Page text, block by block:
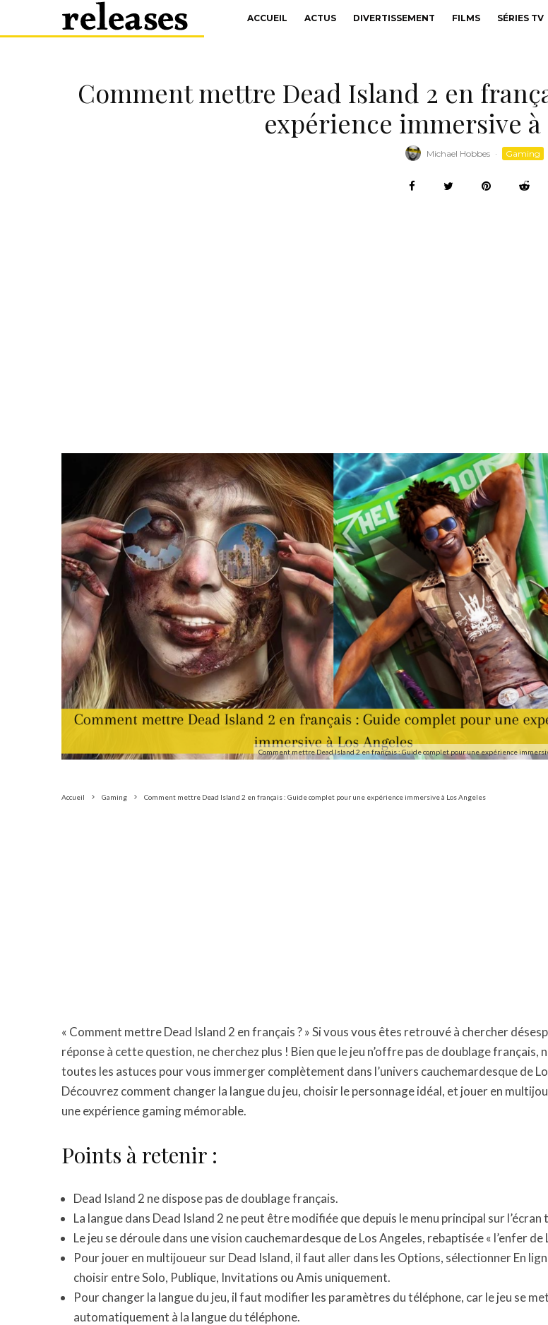
ACCUEIL ACTUS DIVERTISSEMENT FILMS SÉRIES TV
Comment mettre Dead Island 2 en
expérience immersive à
Michael Hobbes · Gaming
Comment mettre Dead Island 2 en français : Guide complet pour une expérience
Accueil Gaming Comment mettre Dead Island 2 en français : Guide complet pour une expérience immersive à Los Angeles
« Comment mettre Dead Island 2 en français ? » Si vous vous êtes retrouvé à chercher
réponse à cette question, ne cherchez plus ! Bien que le jeu n’offre pas de doublage français,
toutes les astuces pour vous immerger complètement dans l’univers cauchemardesque de
Découvrez comment changer la langue du jeu, choisir le personnage idéal, et jouer en
une expérience gaming mémorable.
Points à retenir :
Dead Island 2 ne dispose pas de doublage français.
La langue dans Dead Island 2 ne peut être modifiée que depuis le menu principal sur l’écran
Le jeu se déroule dans une vision cauchemardesque de Los Angeles, rebaptisée « l’enfer de
Pour jouer en multijoueur sur Dead Island, il faut aller dans les Options, sélectionner En
choisir entre Solo, Publique, Invitations ou Amis uniquement.
Pour changer la langue du jeu, il faut modifier les paramètres du téléphone, car le jeu se met
automatiquement à la langue du téléphone.